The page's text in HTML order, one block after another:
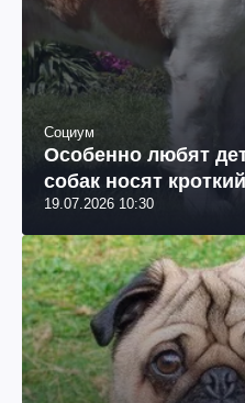
Социум
Особенно любят
собак носят
19.07.2026 10:30